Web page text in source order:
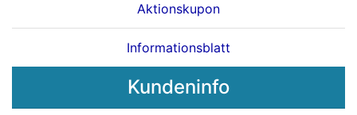
Aktionskupon
Informationsblatt
Kundeninfo